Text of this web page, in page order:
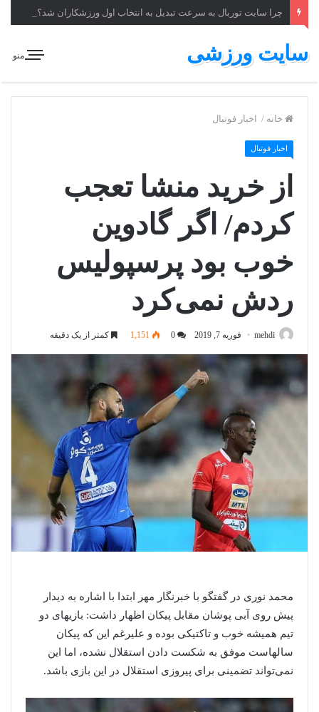
چرا سایت توربال به ‌سرعت تبدیل به انتخاب اول ورزشکاران شد؟
منو سایت ورزشی
خانه / اخبار فوتبال
اخبار فوتبال
از خرید منشا تعجب
کردم/ اگر گادوین
خوب بود پرسپولیس
ردش نمی‌کرد
mehdi فوریه 7, 2019 1,151 کمتر از یک دقیقه
محمد نوری در گفتگو با خبرنگار مهر ابتدا با اشاره به دیدار
پیش روی آبی پوشان مقابل پیکان اظهار داشت: بازیهای دو
تیم همیشه خوب و تاکتیکی بوده و علیرغم این که پیکان
سالهاست موفق به شکست دادن استقلال نشده، اما این
نمی‌تواند تضمینی برای پیروزی استقلال در این بازی باشد.